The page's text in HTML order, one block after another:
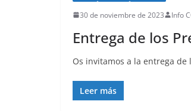
30 de noviembre de 2023 Info
Entrega de los
Os invitamos a la entrega de
Leer más